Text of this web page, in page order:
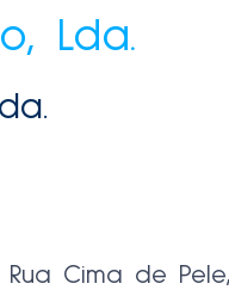
Lda.
Rua Cima de Pele,